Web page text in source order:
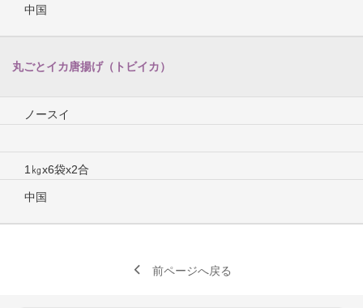
中国
丸ごとイカ唐揚げ（トビイカ）
ノースイ
1㎏x6袋x2合
中国
前ページへ戻る